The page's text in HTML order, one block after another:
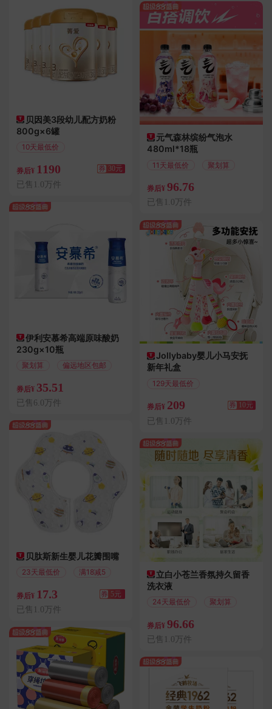
贝因美3段幼儿配方奶粉
800g×6罐
10天最低价
券后¥ 1190 券 30元
已售1.0万件
伊利安慕希高端原味酸奶
230g×10瓶
聚划算 偏远地区包邮
券后¥ 35.51
已售6.0万件
贝肽斯新生婴儿花瓣围嘴
23天最低价 满18减5
券后¥ 17.3 券 5元
已售1.0万件
元气森林缤纷气泡水
480ml*18瓶
11天最低价 聚划算
券后¥ 96.76
已售1.0万件
Jollybaby婴儿小马安抚
新年礼盒
129天最低价
券后¥ 209 券 10元
已售1.0万件
立白小苍兰香氛持久留香
洗衣液
24天最低价 聚划算
券后¥ 96.66
已售1.0万件